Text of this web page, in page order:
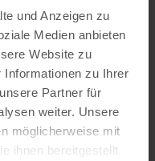
und Anzeigen zu
Medien anbieten
Website zu
Informationen zu Ihrer
Partner für
weiter. Unsere
möglicherweise mit
ihnen bereitgestellt